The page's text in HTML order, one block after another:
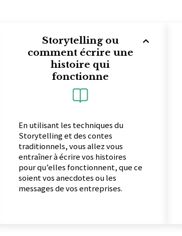
Storytelling ou
comment écrire une
histoire qui
fonctionne
En utilisant les techniques du
Storytelling et des contes
traditionnels, vous allez vous
entraîner à écrire vos histoires
pour qu’elles fonctionnent, que ce
soient vos anecdotes ou les
messages de vos entreprises.